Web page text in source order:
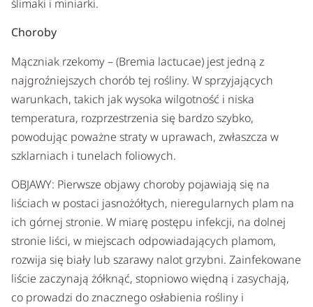
ślimaki i miniarki.
Choroby
Mączniak rzekomy – (Bremia lactucae) jest jedną z
najgroźniejszych chorób tej rośliny. W sprzyjających
warunkach, takich jak wysoka wilgotność i niska
temperatura, rozprzestrzenia się bardzo szybko,
powodując poważne straty w uprawach, zwłaszcza w
szklarniach i tunelach foliowych.
OBJAWY: Pierwsze objawy choroby pojawiają się na
liściach w postaci jasnożółtych, nieregularnych plam na
ich górnej stronie. W miarę postępu infekcji, na dolnej
stronie liści, w miejscach odpowiadających plamom,
rozwija się biały lub szarawy nalot grzybni. Zainfekowane
liście zaczynają żółknąć, stopniowo więdną i zasychają,
co prowadzi do znacznego osłabienia rośliny i